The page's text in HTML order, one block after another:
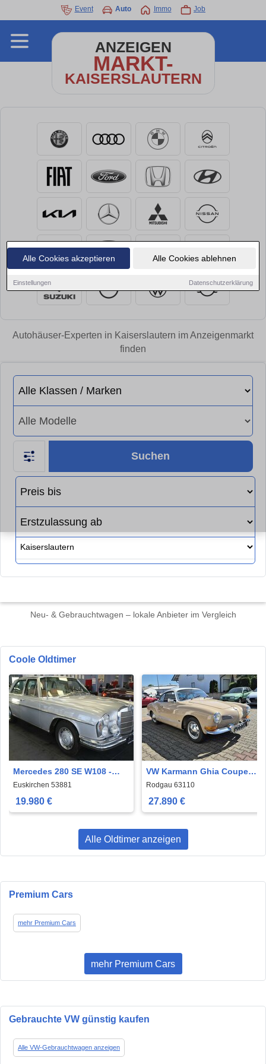
Alle Cookies akzeptieren Alle Cookies ablehnen
Einstellungen Datenschutzerklärung
Event Auto Immo Job
ANZEIGEN
MARKT-
KAISERSLAUTERN
Autohäuser-Experten in Kaiserslautern im Anzeigenmarkt
finden
Suchen
Neu- & Gebrauchtwagen – lokale Anbieter im Vergleich
Coole Oldtimer
Mercedes 280 SE W108 -
OLDTIMER
Euskirchen 53881
19.980 €
VW Karmann Ghia Coupe
schönes restauriertes
Coupe
Rodgau 63110
27.890 €
Alle Oldtimer anzeigen
Premium Cars
mehr Premium Cars
mehr Premium Cars
Gebrauchte VW günstig kaufen
Alle VW-Gebrauchtwagen anzeigen